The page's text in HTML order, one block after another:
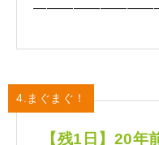
4.まぐまぐ！
【残1日】20年